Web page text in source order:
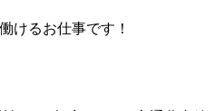
けるお仕事です！